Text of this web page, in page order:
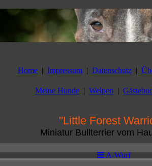
Home Impressum Datenschutz
Meine Hunde Welpen
"Little Forest
Miniatur Bullterrier vom
A-Wurf